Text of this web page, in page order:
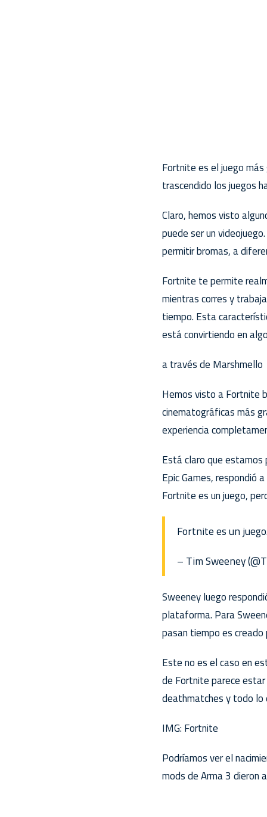
Fortnite es el juego
trascendido los juegos
Claro, hemos visto
puede ser un
permitir bromas, a
Fortnite te permite
mientras corres y
tiempo. Esta
está convirtiendo en
a través de Marshmello
Hemos visto a Fortnite
cinematográficas más
experiencia
Está claro que estamos
Epic Games, respondió
Fortnite es un juego,
Fortnite es un
– Tim Sweeney
Sweeney luego
plataforma. Para
pasan tiempo es creado
Este no es el caso en
de Fortnite parece
deathmatches y todo lo
IMG: Fortnite
Podríamos ver el
mods de Arma 3 dieron